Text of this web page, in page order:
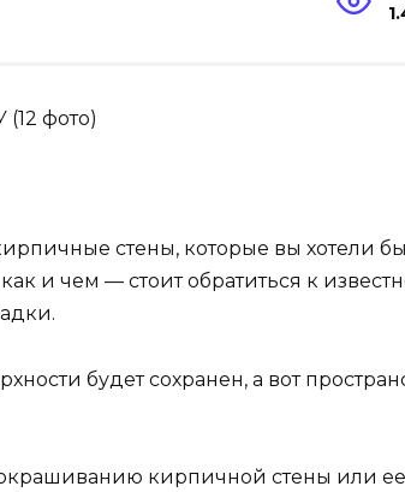
фото)
стены, которые вы хотели бы
и чем — стоит обратиться к
будет сохранен, а вот
кирпичной стены или ее